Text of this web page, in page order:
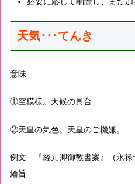
天気･･･てんき
意味
①空模様。天候の具合
②天皇の気色。天皇のご機嫌。
例文 『経元卿御教書案』（永禄
綸旨